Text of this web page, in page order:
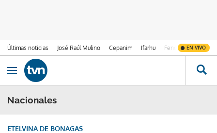
Últimas noticias José Raúl Mulino Cepanim Ifarhu Fenómeno de El
EN VIVO
Ir al contenido
Obrir navegació
Nacionales
ETELVINA DE BONAGAS